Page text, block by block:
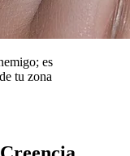
es
tu zona